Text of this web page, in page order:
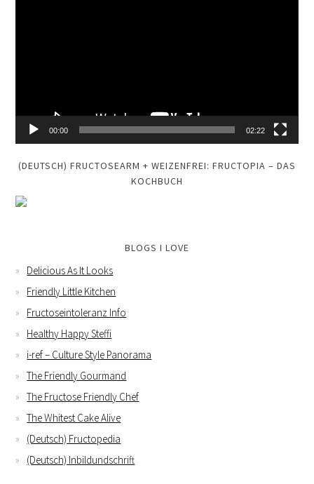
00:00 02:22
(DEUTSCH) FRUCTOSEARM + WEIZENFREI: FRUCTOPIA – DAS
KOCHBUCH
BLOGS I LOVE
Delicious As It Looks
Friendly Little Kitchen
Fructoseintoleranz Info
Healthy Happy Steffi
i-ref – Culture Style Panorama
The Friendly Gourmand
The Fructose Friendly Chef
The Whitest Cake Alive
(Deutsch) Fructopedia
(Deutsch) Inbildundschrift